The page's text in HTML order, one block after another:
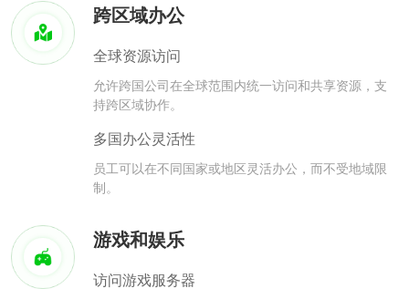
跨区域办公
全球资源访问
允许跨国公司在全球范围内统一访问和共享资源，支
持跨区域协作。
多国办公灵活性
员工可以在不同国家或地区灵活办公，而不受地域限
制。
游戏和娱乐
访问游戏服务器